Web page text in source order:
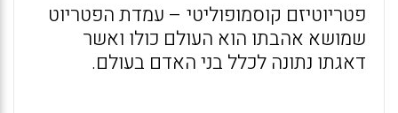
פטריוטיזם קוסמופוליטי – עמדת הפטריוט
שמושא אהבתו הוא העולם כולו ואשר
דאגתו נתונה לכלל בני האדם בעולם.